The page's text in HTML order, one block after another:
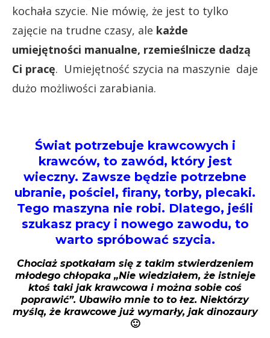
kochała szycie. Nie mówię, że jest to tylko
zajęcie na trudne czasy, ale każde
umiejętności manualne, rzemieślnicze dadzą
Ci pracę. Umiejętność szycia na maszynie daje
dużo możliwości zarabiania.
Świat potrzebuje krawcowych i
krawców, to zawód, który jest
wieczny. Zawsze będzie potrzebne
ubranie, pościel, firany, torby, plecaki.
Tego maszyna nie robi. Dlatego, jeśli
szukasz pracy i nowego zawodu, to
warto spróbować szycia.
Chociaż spotkałam się z takim stwierdzeniem
młodego chłopaka „Nie wiedziałem, że istnieje
ktoś taki jak krawcowa i można sobie coś
poprawić”. Ubawiło mnie to to łez. Niektórzy
myślą, że krawcowe już wymarły, jak dinozaury
🙂